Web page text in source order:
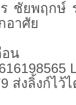
ร ชัยพฤกษ์
อาศัย
อน
ส่งลิ้งก์ไว้ไ